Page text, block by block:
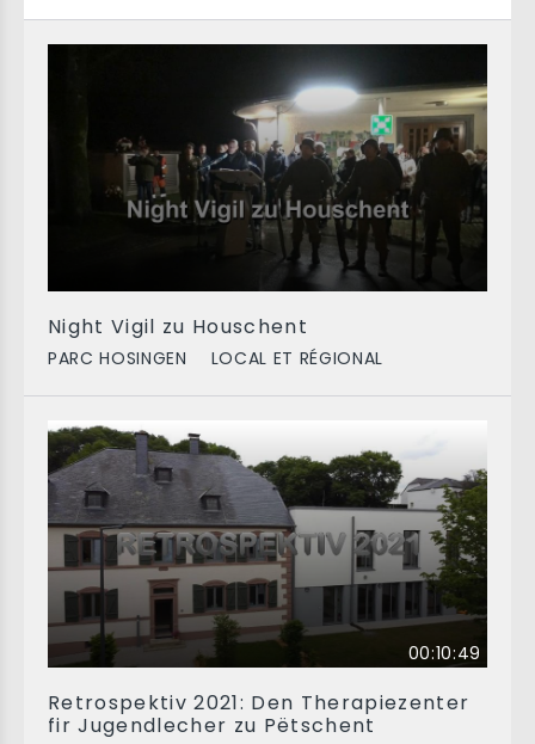
Night Vigil zu Houschent
PARC HOSINGEN LOCAL ET RÉGIONAL
00:10:49
Retrospektiv 2021: Den Therapiezenter
fir Jugendlecher zu Pëtschent